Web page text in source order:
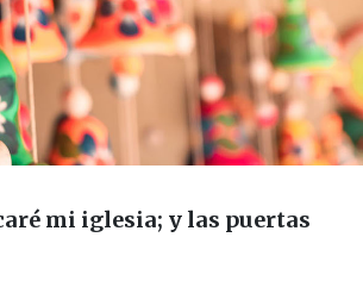
mi iglesia; y las puertas